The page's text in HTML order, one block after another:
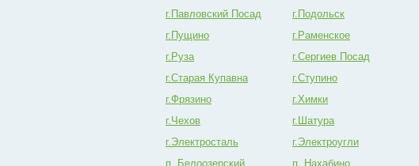
г.Павловский Посад
г.Подольск
г.Пущино
г.Раменское
г.Руза
г.Сергиев Посад
г.Старая Купавна
г.Ступино
г.Фрязино
г.Химки
г.Чехов
г.Шатура
г.Электросталь
г.Электроугли
п. Белоозерский
п. Нахабино